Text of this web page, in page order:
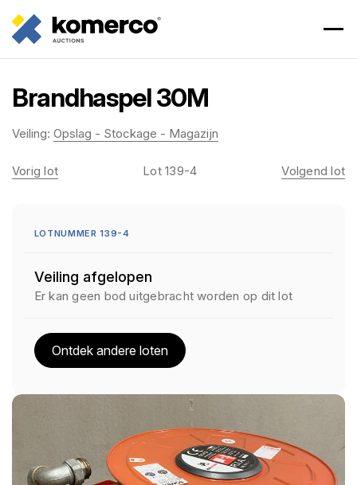
Brandhaspel 30M
Veiling: Opslag - Stockage - Magazijn
Vorig lot Lot 139-4 Volgend lot
LOTNUMMER 139-4
Veiling afgelopen
Er kan geen bod uitgebracht worden op dit lot
Ontdek andere loten